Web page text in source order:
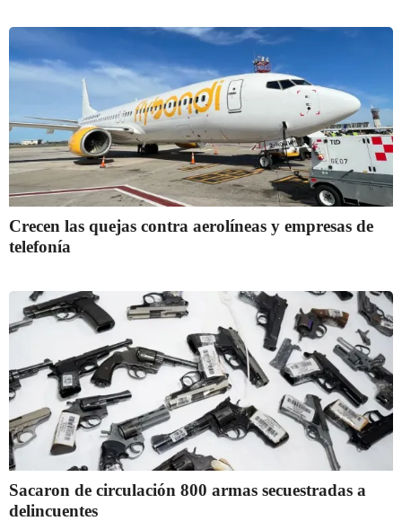
Crecen las quejas contra aerolíneas y empresas de
telefonía
Sacaron de circulación 800 armas secuestradas a
delincuentes